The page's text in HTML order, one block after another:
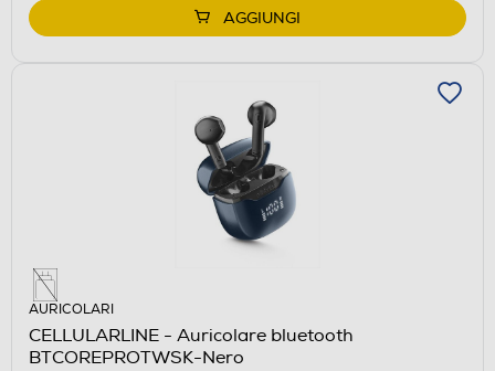
AGGIUNGI
AURICOLARI
CELLULARLINE - Auricolare bluetooth
BTCOREPROTWSK-Nero